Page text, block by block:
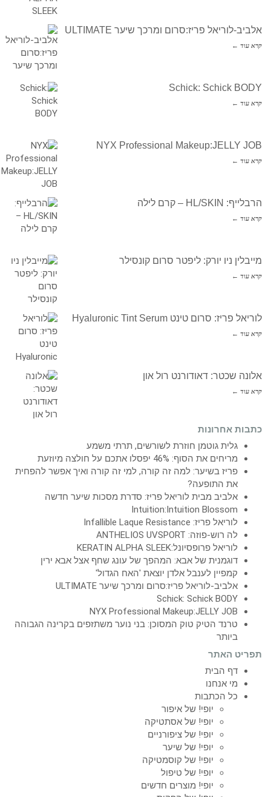
אלביב-לוריאל פריז:סרום ומרכך שיער ULTIMATE
קרא עוד ←
Schick: Schick BODY
קרא עוד ←
NYX Professional Makeup:JELLY JOB
קרא עוד ←
הרבלייף: HL/SKIN – קרם לילה
קרא עוד ←
מייבלין ניו יורק: ליפטר סרום קונסילר
קרא עוד ←
לוריאל פריז: סרום טינט Hyaluronic Tint Serum
קרא עוד ←
אלונה שכטר: דאודורנט רול און
קרא עוד ←
כתבות אחרונות
גלית גוטמן חוזרת לשורשים, תרתי משמע
מריחים את הסוף: 46% יפסלו אתכם על חולצה מיוזעת
פריז בשיער: למה זה קורה, למי זה קורה ואיך אפשר להפחית
את התופעה?
אלביב מבית לוריאל פריז: סדרת מסכות שיער חדשה
Intuition:Intuition Blossom
לוריאל פריז: Infallible Laque Resistance
לה רוש-פוזה: ANTHELIOS UVSPORT
לוריאל פרופסיונל:KERATIN ALPHA SLEEK
דוגמנית של אבא: המהפך של עונג שחף אצל אבא ירין
קמפיין לענבל אלדן יוצאת 'האח הגדול'
אלביב-לוריאל פריז:סרום ומרכך שיער ULTIMATE
Schick: Schick BODY
NYX Professional Makeup:JELLY JOB
טרנד הטיק טוק המסוכן: בני נוער משתזפים בקרינה הגבוהה
ביותר
תפריט האתר
דף הבית
מי אנחנו
כל הכתבות
יופי! של איפור
יופי! של אסתטיקה
יופי! של ציפורניים
יופי! של שיער
יופי! של קוסמטיקה
יופי! של טיפול
יופי! מוצרים חדשים